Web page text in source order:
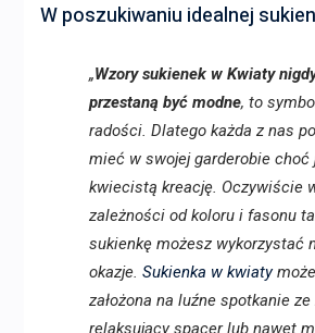
W poszukiwaniu idealnej
„Wzory sukienek w Kwiaty
przestaną być modne, to
radości. Dlatego każda z nas
mieć w swojej garderobie choć
kwiecistą kreację. Oczywiście
zależności od koloru i fasonu
sukienkę możesz wykorzystać
okazje. Sukienka w kwiaty
założona na luźne spotkanie
relaksujący spacer lub nawet